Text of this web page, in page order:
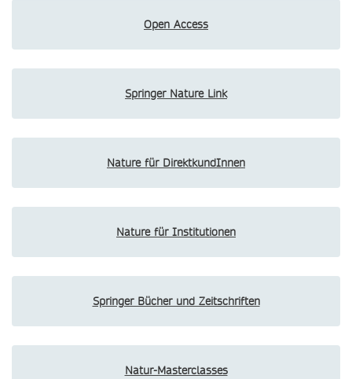
Open Access
Springer Nature Link
Nature für DirektkundInnen
Nature für Institutionen
Springer Bücher und Zeitschriften
Natur-Masterclasses